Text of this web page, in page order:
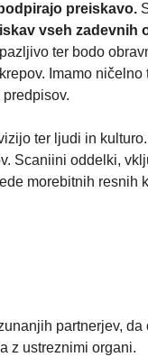
preiskavo.
vseh zadevnih
ter bodo
Imamo ničelno
ter ljudi in
Scaniini oddelki,
morebitnih resnih
partnerjev, da
z ustreznimi organi.